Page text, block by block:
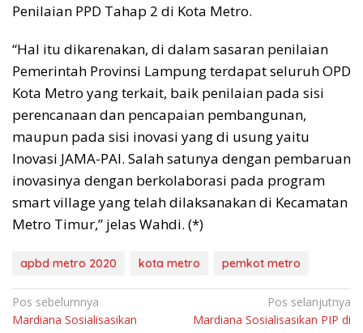
Penilaian PPD Tahap 2 di Kota Metro.
“Hal itu dikarenakan, di dalam sasaran penilaian
Pemerintah Provinsi Lampung terdapat seluruh OPD
Kota Metro yang terkait, baik penilaian pada sisi
perencanaan dan pencapaian pembangunan,
maupun pada sisi inovasi yang di usung yaitu
Inovasi JAMA-PAI. Salah satunya dengan pembaruan
inovasinya dengan berkolaborasi pada program
smart village yang telah dilaksanakan di Kecamatan
Metro Timur,” jelas Wahdi. (*)
apbd metro 2020 kota metro pemkot metro
Navigasi
pos
Pos sebelumnya
Mardiana Sosialisasikan
Pos selanjutnya
Mardiana Sosialisasikan PIP di